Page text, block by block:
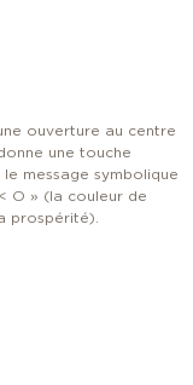
ouverture au centre
une touche
message symbolique
O » (la couleur de
prospérité).